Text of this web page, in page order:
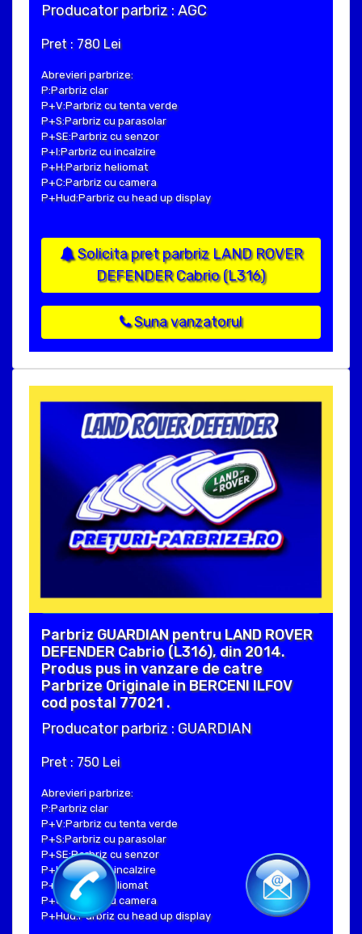
Producator parbriz : AGC
Pret : 780 Lei
Abrevieri parbrize:
P:Parbriz clar
P+V:Parbriz cu tenta verde
P+S:Parbriz cu parasolar
P+SE:Parbriz cu senzor
P+I:Parbriz cu incalzire
P+H:Parbriz heliomat
P+C:Parbriz cu camera
P+Hud:Parbriz cu head up display
Solicita pret parbriz LAND ROVER
DEFENDER Cabrio (L316)
Suna vanzatorul
Parbriz GUARDIAN pentru LAND ROVER
DEFENDER Cabrio (L316), din 2014.
Produs pus in vanzare de catre
Parbrize Originale in BERCENI ILFOV
cod postal 77021 .
Producator parbriz : GUARDIAN
Pret : 750 Lei
Abrevieri parbrize:
P:Parbriz clar
P+V:Parbriz cu tenta verde
P+S:Parbriz cu parasolar
P+SE:Parbriz cu senzor
P+I:Parbriz cu incalzire
P+H:Parbriz heliomat
P+C:Parbriz cu camera
P+Hud:Parbriz cu head up display